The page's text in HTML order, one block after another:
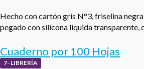
Hecho con cartón gris N°3, friselina
pegado con silicona liquida transparente,
Cuaderno por 100 Hojas
7- LIBRERÍA